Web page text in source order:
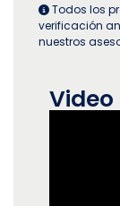
Todos los
verificación
nuestros